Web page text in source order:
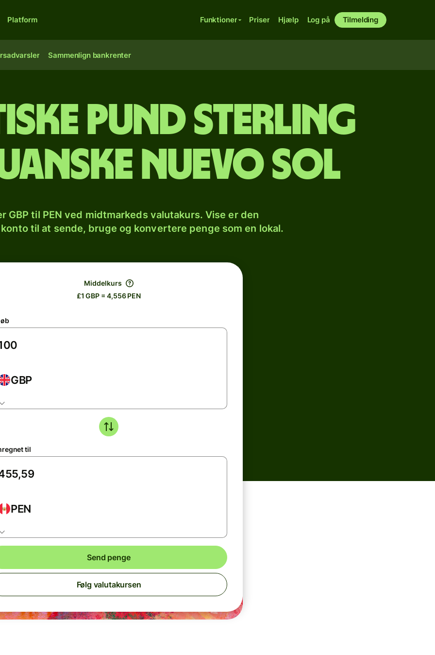
Platform Funktioner Priser Hjælp Log på Tilmelding
Sammenlign bankrenter
pund sterling
nuevo sol
GBP til PEN ved midtmarkeds valutakurs. Vise er den
til at sende, bruge og konvertere penge som en lokal.
Middelkurs
£1 GBP = 4,556 PEN
GBP
til
PEN
Send penge
Følg valutakursen